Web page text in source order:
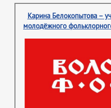
Карина Белокопытова –
молодёжного